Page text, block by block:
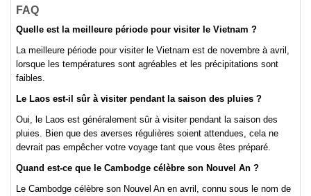
FAQ
Quelle est la meilleure période pour visiter le Vietnam ?
La meilleure période pour visiter le Vietnam est de novembre à avril,
lorsque les températures sont agréables et les précipitations sont
faibles.
Le Laos est-il sûr à visiter pendant la saison des pluies ?
Oui, le Laos est généralement sûr à visiter pendant la saison des
pluies. Bien que des averses régulières soient attendues, cela ne
devrait pas empêcher votre voyage tant que vous êtes préparé.
Quand est-ce que le Cambodge célèbre son Nouvel An ?
Le Cambodge célèbre son Nouvel An en avril, connu sous le nom de